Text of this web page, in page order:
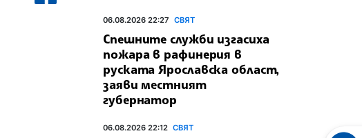
06.08.2026 22:27 СВЯТ
Спешните служби изгасиха
пожара в рафинерия в
руската Ярославска област,
заяви местният
губернатор
06.08.2026 22:12 СВЯТ